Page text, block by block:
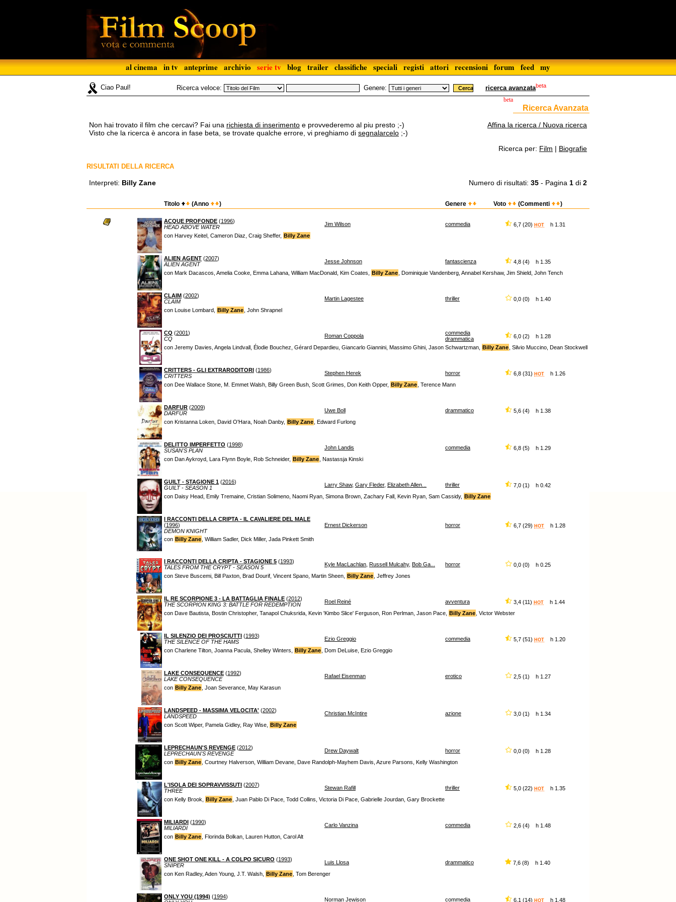
al cinema in tv anteprime archivio serie tv blog trailer classifiche speciali registi attori recensioni forum feed my
Ciao Paul! Ricerca veloce: Genere: ricerca avanzatabeta
Ricerca Avanzata
beta
Affina la ricerca / Nuova ricerca
Non hai trovato il film che cercavi? Fai una richiesta di inserimento e provvederemo al piu presto ;-)
Visto che la ricerca è ancora in fase beta, se trovate qualche errore, vi preghiamo di segnalarcelo ;-)
Ricerca per: Film | Biografie
RISULTATI DELLA RICERCA
Numero di risultati: 35 - Pagina 1 di 2
Interpreti: Billy Zane
Titolo (Anno ) Genere Voto (Commenti )
ACQUE PROFONDE (1996)
HEAD ABOVE WATER
Jim Wilson commedia 6,7 (20) HOT h 1.31
con Harvey Keitel, Cameron Diaz, Craig Sheffer, Billy Zane
ALIEN AGENT (2007)
ALIEN AGENT
Jesse Johnson fantascienza
4,8 (4) h 1.35
con Mark Dacascos, Amelia Cooke, Emma Lahana, William MacDonald, Kim Coates, Billy Zane , Dominiquie Vandenberg, Annabel Kershaw, Jim Shield, John Tench
CLAIM (2002)
CLAIM
Martin Lagestee thriller
0,0 (0) h 1.40
con Louise Lombard, Billy Zane , John Shrapnel
CQ (2001)
CQ
Roman Coppola
commedia
drammatica
6,0 (2) h 1.28
con Jeremy Davies, Angela Lindvall, Élodie Bouchez, Gérard Depardieu, Giancarlo Giannini, Massimo Ghini, Jason Schwartzman, Billy Zane , Silvio Muccino, Dean Stockwell
CRITTERS - GLI EXTRARODITORI (1986)
CRITTERS
Stephen Herek horror 6,8 (31) HOT h 1.26
con Dee Wallace Stone, M. Emmet Walsh, Billy Green Bush, Scott Grimes, Don Keith Opper, Billy Zane , Terence Mann
DARFUR (2009)
DARFUR
Uwe Boll drammatico
5,6 (4) h 1.38
con Kristanna Loken, David O'Hara, Noah Danby, Billy Zane , Edward Furlong
DELITTO IMPERFETTO (1998)
SUSAN'S PLAN
John Landis commedia
6,8 (5) h 1.29
con Dan Aykroyd, Lara Flynn Boyle, Rob Schneider, Billy Zane , Nastassja Kinski
GUILT - STAGIONE 1 (2016)
GUILT - SEASON 1
Larry Shaw, Gary Fleder, Elizabeth Allen... thriller
7,0 (1) h 0.42
con Daisy Head, Emily Tremaine, Cristian Solimeno, Naomi Ryan, Simona Brown, Zachary Fall, Kevin Ryan, Sam Cassidy, Billy Zane
I RACCONTI DELLA CRIPTA - IL CAVALIERE DEL MALE
(1996)
DEMON KNIGHT
Ernest Dickerson horror 6,7 (29) HOT h 1.28
con Billy Zane , William Sadler, Dick Miller, Jada Pinkett Smith
I RACCONTI DELLA CRIPTA - STAGIONE 5 (1993)
TALES FROM THE CRYPT - SEASON 5
Kyle MacLachlan Russell Mulcahy, Bob Ga... horror
0,0 (0) h 0.25
con Steve Buscemi, Bill Paxton, Brad Dourif, Vincent Spano, Martin Sheen, Billy Zane , Jeffrey Jones
IL RE SCORPIONE 3 - LA BATTAGLIA FINALE (2012)
THE SCORPION KING 3: BATTLE FOR REDEMPTION
Roel Reiné avventura 3,4 (11) HOT h 1.44
con Dave Bautista, Bostin Christopher, Tanapol Chuksrida, Kevin 'Kimbo Slice' Ferguson, Ron Perlman, Jason Pace, Billy Zane , Victor Webster
IL SILENZIO DEI PROSCIUTTI (1993)
THE SILENCE OF THE HAMS
Ezio Greggio commedia 5,7 (51) HOT h 1.20
con Charlene Tilton, Joanna Pacula, Shelley Winters, Billy Zane , Dom DeLuise, Ezio Greggio
LAKE CONSEQUENCE (1992)
LAKE CONSEQUENCE
Rafael Eisenman erotico
2,5 (1) h 1.27
con Billy Zane , Joan Severance, May Karasun
LANDSPEED - MASSIMA VELOCITA' (2002)
LANDSPEED
Christian McIntire azione
3,0 (1) h 1.34
con Scott Wiper, Pamela Gidley, Ray Wise, Billy Zane
LEPRECHAUN'S REVENGE (2012)
LEPRECHAUN'S REVENGE
Drew Daywalt horror
0,0 (0) h 1.28
con Billy Zane , Courtney Halverson, William Devane, Dave Randolph-Mayhem Davis, Azure Parsons, Kelly Washington
L'ISOLA DEI SOPRAVVISSUTI (2007)
THREE
Stewan Rafill thriller 5,0 (22) HOT h 1.35
con Kelly Brook, Billy Zane , Juan Pablo Di Pace, Todd Collins, Victoria Di Pace, Gabrielle Jourdan, Gary Brockette
MILIARDI (1990)
MILIARDI
Carlo Vanzina commedia
2,6 (4) h 1.48
con Billy Zane , Florinda Bolkan, Lauren Hutton, Carol Alt
ONE SHOT ONE KILL - A COLPO SICURO (1993)
SNIPER
Luis Llosa drammatico
7,6 (8) h 1.40
con Ken Radley, Aden Young, J.T. Walsh, Billy Zane , Tom Berenger
ONLY YOU (1994) (1994)
Norman Jewison commedia 6,1 (14) HOT h 1.48